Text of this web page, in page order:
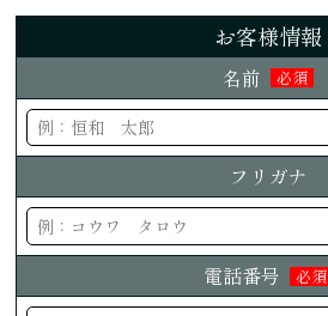
お客様情報
名前 必須
フリガナ
電話番号 必須